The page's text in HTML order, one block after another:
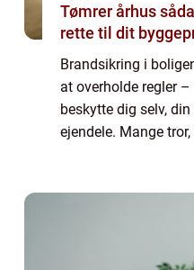
Tømrer århus sådan vælger du den
rette til dit
Brandsikring i
at overholde regler
beskytte dig selv,
ejendele. Mange